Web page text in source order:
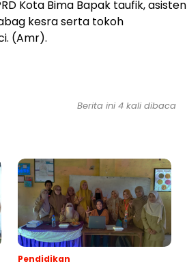
Kota Bima Bapak taufik, asisten
kesra serta tokoh
(Amr).
Berita ini 4 kali dibaca
Pendidikan